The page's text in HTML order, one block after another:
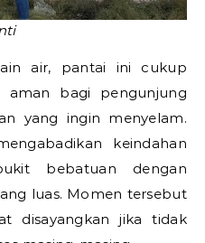
air, pantai ini cukup
aman bagi pengunjung
yang ingin menyelam.
keindahan
bebatuan dengan
luas. Momen tersebut
disayangkan jika tidak